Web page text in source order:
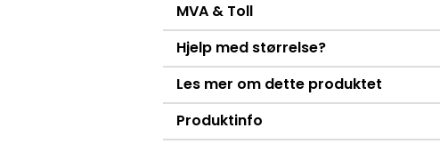
MVA & Toll
Hjelp med størrelse?
Les mer om dette produktet
Produktinfo